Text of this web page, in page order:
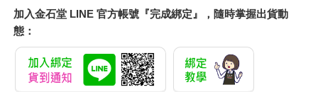
投資金額與投資經理能夠管理好被投資公司息息相關。
10億美元以每家500萬美元投資金額計算，加上後續的追加投資，
約共投資150～200家公司。20位投資經理除了要持續評估新的投
資機會外，最多平均同時需要管理7～10家被投資公司，負荷並不
在創投時才深刻體會投資後的管理工作，對投資績效與篩選投資
加入金石堂 LINE 官方帳號『完成綁定』，隨時掌握出貨動
態：